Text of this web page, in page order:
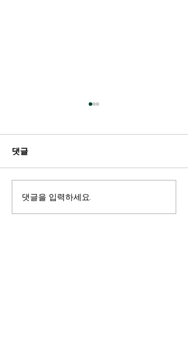
성경적 세계관 학부모/사
역자/교사 Intro 컨프렌스
댓글
댓글을 입력하세요.